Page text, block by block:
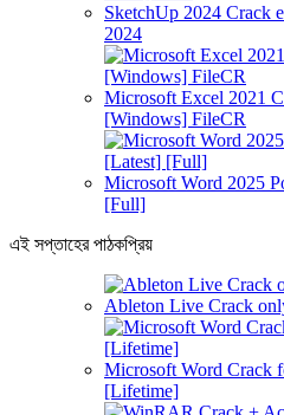
SketchUp 2024 Crack
2024
Microsoft Excel 2021
[Windows] FileCR
Microsoft Word 2025
[Full]
এই সপ্তাহের পাঠকপ্রিয়
Ableton Live Crack
Microsoft Word Crack
[Lifetime]